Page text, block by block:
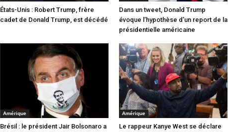
États-Unis : Robert Trump, frère
cadet de Donald Trump, est décédé
Dans un tweet, Donald Trump
évoque l’hypothèse d’un report de la
présidentielle américaine
Amérique
Brésil : le président Jair Bolsonaro a
Amérique
Le rappeur Kanye West se déclare